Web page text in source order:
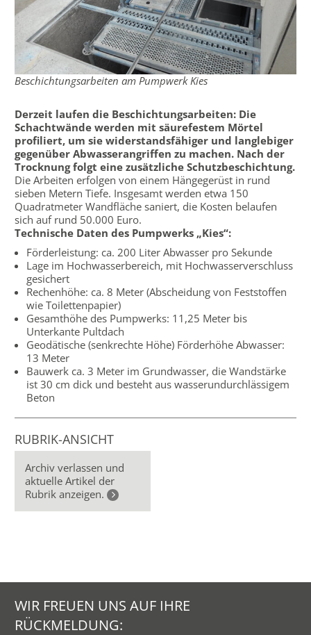
Beschichtungsarbeiten am Pumpwerk Kies
Derzeit laufen die Beschichtungsarbeiten: Die
Schachtwände werden mit säurefestem Mörtel
profiliert, um sie widerstandsfähiger und langlebiger
gegenüber Abwasserangriffen zu machen. Nach der
Trocknung folgt eine zusätzliche Schutzbeschichtung.
Die Arbeiten erfolgen von einem Hängegerüst in rund
sieben Metern Tiefe. Insgesamt werden etwa 150
Quadratmeter Wandfläche saniert, die Kosten belaufen
sich auf rund 50.000 Euro.
Technische Daten des Pumpwerks „Kies“:
Förderleistung: ca. 200 Liter Abwasser pro Sekunde
Lage im Hochwasserbereich, mit Hochwasserverschluss
gesichert
Rechenhöhe: ca. 8 Meter (Abscheidung von Feststoffen
wie Toilettenpapier)
Gesamthöhe des Pumpwerks: 11,25 Meter bis
Unterkante Pultdach
Geodätische (senkrechte Höhe) Förderhöhe Abwasser:
13 Meter
Bauwerk ca. 3 Meter im Grundwasser, die Wandstärke
ist 30 cm dick und besteht aus wasserundurchlässigem
Beton
RUBRIK-ANSICHT
Archiv verlassen und
aktuelle Artikel der
Rubrik anzeigen.
WIR FREUEN UNS AUF IHRE
RÜCKMELDUNG: